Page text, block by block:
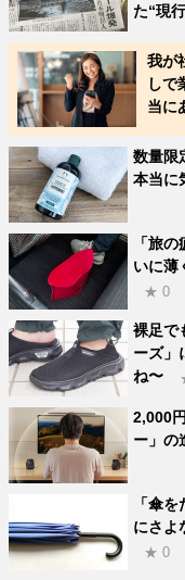
た“現
我が
しで
当に
数量限
本当に
「旅
いに薄
★ 0
裸足で
ーズ」
ね〜
2,000
ー」の
「傘
にさよ
★ 0